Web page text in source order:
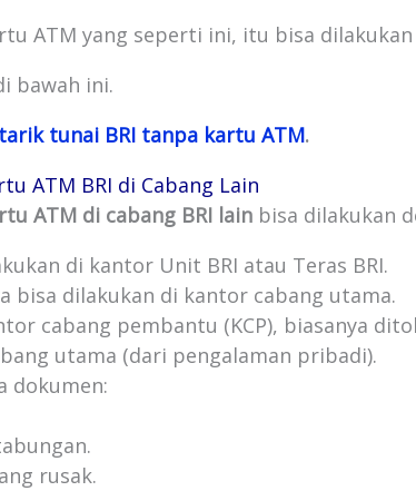
ATM yang seperti ini, itu bisa
bawah ini.
tunai BRI tanpa kartu ATM.
ATM BRI di Cabang Lain
ATM di cabang BRI lain bisa dilakukan
di kantor Unit BRI atau Teras BRI.
bisa dilakukan di kantor cabang utama.
cabang pembantu (KCP), biasanya
utama (dari pengalaman pribadi).
dokumen:
rusak.